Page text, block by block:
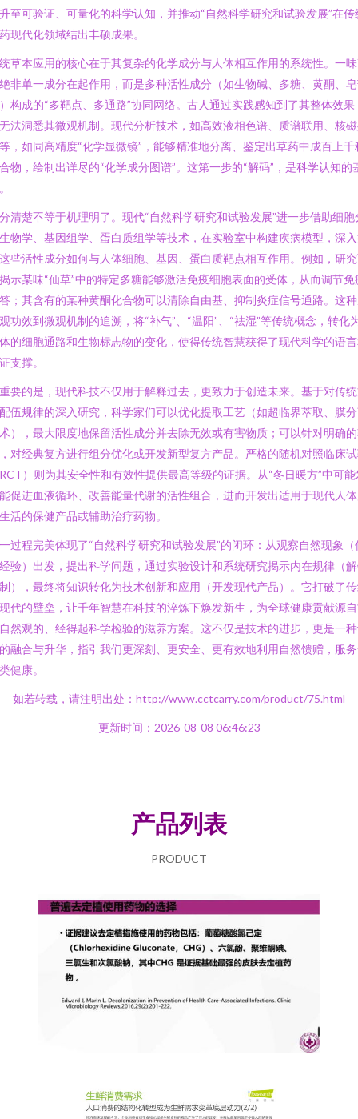
至可验证、可量化的科学认知，并推动“自然科学研究和试验发展”在传
现代化领域结出丰硕成果。
草本应用的核心在于其复杂的化学成分与人体相互作用的系统性。一
非单一成分在起作用，而是多种活性成分（如生物碱、多糖、黄酮、
构成的“多靶点、多通路”协同网络。古人通过实践感知到了其整体效果
法洞悉其微观机制。现代分析技术，如高效液相色谱、质谱联用、核
，如同高精度“化学显微镜”，能够精准地分离、鉴定出草药中成百上千
物，绘制出详尽的“化学成分图谱”。这第一步的“解码”，是科学认知的
清楚不等于机理明了。现代“自然科学研究和试验发展”进一步借助细胞
物学、基因组学、蛋白质组学等技术，在实验室中构建疾病模型，深
些活性成分如何与人体细胞、基因、蛋白质靶点相互作用。例如，研
示某味“仙草”中的特定多糖能够激活免疫细胞表面的受体，从而调节免
；其含有的某种黄酮化合物可以清除自由基、抑制炎症信号通路。这
功效到微观机制的追溯，将“补气”、“温阳”、“祛湿”等传统概念，转化
的细胞通路和生物标志物的变化，使得传统智慧获得了现代科学的语
支撑。
要的是，现代科技不仅用于解释过去，更致力于创造未来。基于对传
伍规律的深入研究，科学家们可以优化提取工艺（如超临界萃取、膜
），最大限度地保留活性成分并去除无效或有害物质；可以针对明确
对经典复方进行组分优化或开发新型复方产品。严格的随机对照临床
）则为其安全性和有效性提供最高等级的证据。从“冬日暖方”中可能
促进血液循环、改善能量代谢的活性组合，进而开发出适用于现代人
活的保健产品或辅助治疗药物。
过程完美体现了“自然科学研究和试验发展”的闭环：从观察自然现象（
验）出发，提出科学问题，通过实验设计和系统研究揭示内在规律（
），最终将知识转化为技术创新和应用（开发现代产品）。它打破了
代的壁垒，让千年智慧在科技的淬炼下焕发新生，为全球健康贡献源
然观的、经得起科学检验的滋养方案。这不仅是技术的进步，更是一
融合与升华，指引我们更深刻、更安全、更有效地利用自然馈赠，服
健康。
如若转载，请注明出处：http://www.cctcarry.com/product/75.html
更新时间：2026-08-08 06:46:23
产品列表
PRODUCT